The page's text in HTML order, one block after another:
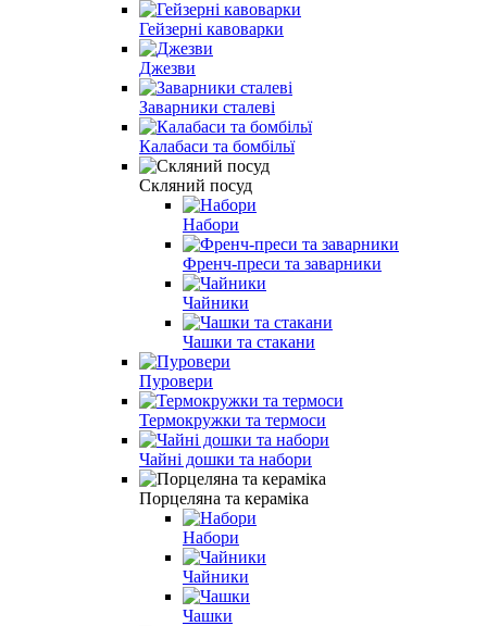
Гейзерні кавоварки
Джезви
Заварники сталеві
Калабаси та бомбільї
Скляний посуд
Набори
Френч-преси та заварники
Чайники
Чашки та стакани
Пуровери
Термокружки та термоси
Чайні дошки та набори
Порцеляна та кераміка
Набори
Чайники
Чашки